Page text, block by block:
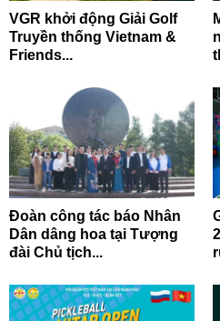
VGR khởi động Giải Golf
Truyền thống Vietnam &
Friends...
Đoàn công tác báo Nhân
Dân dâng hoa tại Tượng
đài Chủ tịch...